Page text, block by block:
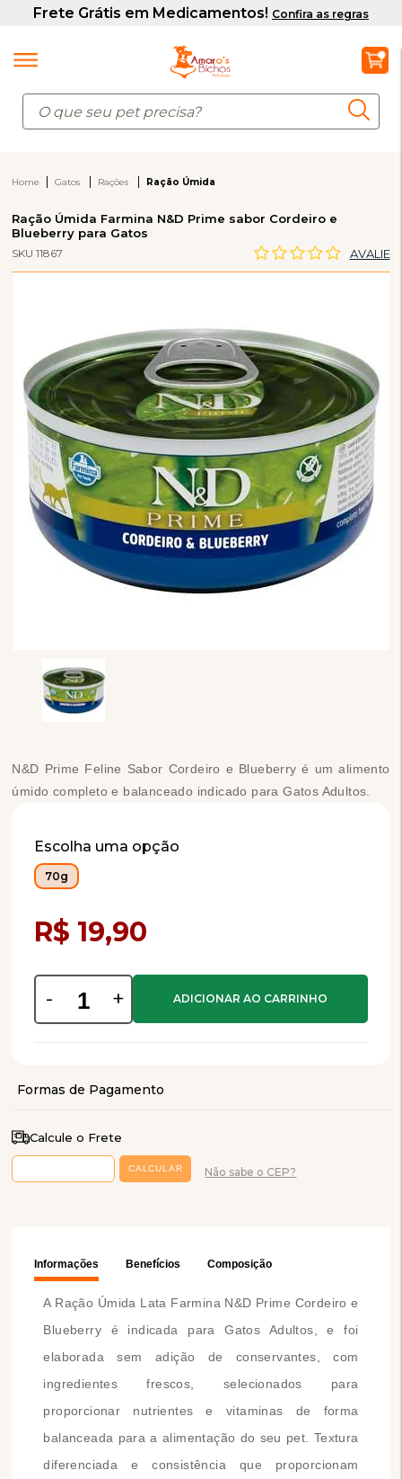
Home Gatos Rações Ração Úmida
Ração Úmida Farmina N&D Prime sabor Cordeiro e
Blueberry para Gatos
SKU 11867 AVALIE
N&D Prime Feline Sabor Cordeiro e Blueberry é um alimento
úmido completo e balanceado indicado para Gatos Adultos.
Escolha uma opção
70g
R$ 19,90
- +
Calcule o Frete
Não sabe o CEP?
Informações Benefícios Composição
A Ração Úmida Lata Farmina N&D Prime Cordeiro e
Blueberry é indicada para Gatos Adultos, e foi
elaborada sem adição de conservantes, com
ingredientes frescos, selecionados para
proporcionar nutrientes e vitaminas de forma
balanceada para a alimentação do seu pet. Textura
diferenciada e consistência que proporcionam